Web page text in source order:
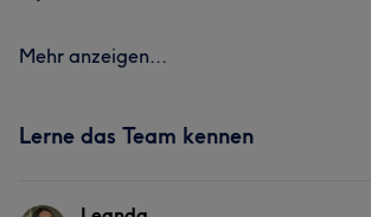
Mehr anzeigen...
Lerne das Team kennen